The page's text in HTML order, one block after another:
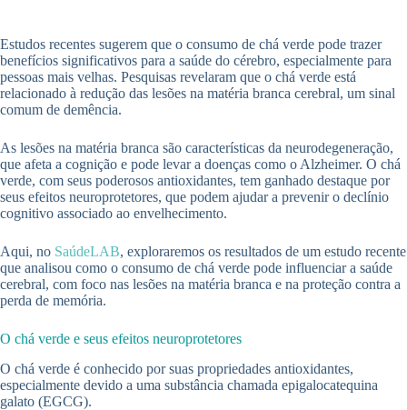
Estudos recentes sugerem que o consumo de chá verde pode trazer
benefícios significativos para a saúde do cérebro, especialmente para
pessoas mais velhas. Pesquisas revelaram que o chá verde está
relacionado à redução das lesões na matéria branca cerebral, um sinal
comum de demência.
As lesões na matéria branca são características da neurodegeneração,
que afeta a cognição e pode levar a doenças como o Alzheimer. O chá
verde, com seus poderosos antioxidantes, tem ganhado destaque por
seus efeitos neuroprotetores, que podem ajudar a prevenir o declínio
cognitivo associado ao envelhecimento.
Aqui, no SaúdeLAB, exploraremos os resultados de um estudo recente
que analisou como o consumo de chá verde pode influenciar a saúde
cerebral, com foco nas lesões na matéria branca e na proteção contra a
perda de memória.
O chá verde e seus efeitos neuroprotetores
O chá verde é conhecido por suas propriedades antioxidantes,
especialmente devido a uma substância chamada epigalocatequina
galato (EGCG).